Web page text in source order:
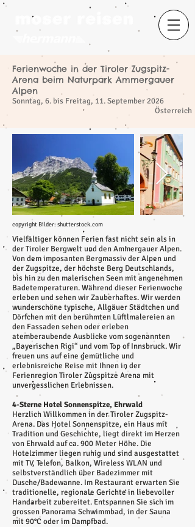
Ferienwoche in der Tiroler Zugspitz-
Arena beim Naturpark Ammergauer
Alpen
Sonntag, 6. bis Freitag, 11. September 2026
​
Österreich
copyright Bilder: shutterstock.com
Vielfältiger können Ferien fast nicht sein als in
der Tiroler Bergwelt und den Ammergauer Alpen.
Von dem imposanten Bergmassiv der Alpen und
der Zugspitze, der höchste Berg Deutschlands,
bis hin zu den malerischen Seen mit angenehmen
Badetemperaturen. Während dieser Ferienwoche
erleben und sehen wir Zauberhaftes. Wir werden
wunderschöne typische, Allgäuer Städtchen und
Dörfchen mit den berühmten Lüftlmalereien an
den Fassaden sehen oder erleben
atemberaubende Ausblicke vom sogenannten
„Bayerischen Rigi“ und vom Top of Innsbruck. Wir
freuen uns auf eine gemütliche und
erlebnisreiche Reise mit Ihnen in der
Ferienregion Tiroler Zugspitze Arena mit
unvergesslichen Erlebnissen.
4-Sterne Hotel Sonnenspitze, Ehrwald
Herzlich Willkommen in der Tiroler Zugspitz-
Arena. Das Hotel Sonnenspitze, ein Haus mit
Tradition und Geschichte, liegt direkt im Herzen
von Ehrwald auf ca. 900 Meter Höhe. Die
Hotelzimmer liegen ruhig und sind ausgestattet
mit TV, Telefon, Balkon, Wireless WLAN und
selbstverständlich über Badezimmer mit
Dusche/Badewanne. Im Restaurant erwarten Sie
traditionelle, regionale Gerichte in liebevoller
Handarbeit zubereitet. Entspannen Sie sich im
grossen Panorama Schwimmbad, in der Sauna
mit 90°C oder im Dampfbad.